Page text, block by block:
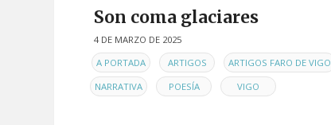
Son coma glaciares
4 DE MARZO DE 2025
ENA PORTADA ARTIGOS ARTIGOS FARO DE VIGO
NARRATIVA POESÍA VIGO